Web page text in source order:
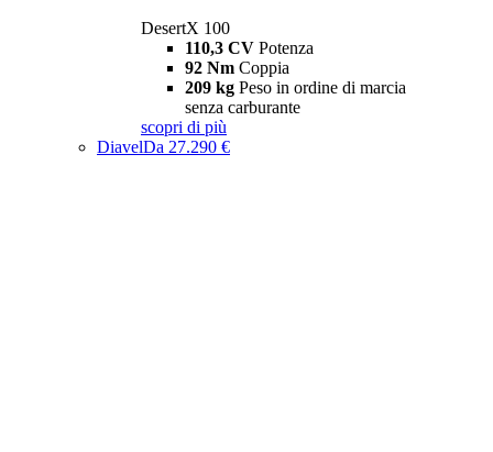
DesertX 100
110,3 CV Potenza
92 Nm Coppia
209 kg Peso in ordine di marcia
senza carburante
scopri di più
DiavelDa 27.290 €